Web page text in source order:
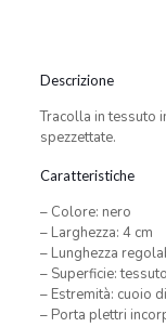
Descrizione
Tracolla in tessuto
spezzettate.
Caratteristiche
– Colore: nero
– Larghezza: 4 cm
– Lunghezza
– Superficie: tessuto
– Estremità: cuoio
– Porta plettri